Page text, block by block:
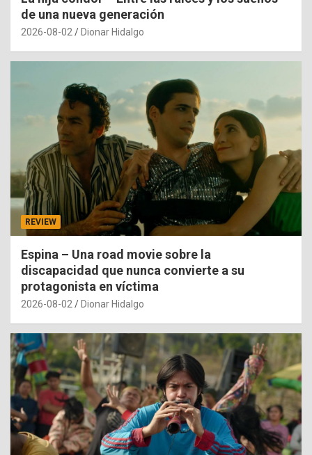
de una nueva generación
2026-08-02 Dionar Hidalgo
REVIEW
Espina – Una road movie sobre la
discapacidad que nunca convierte a su
protagonista en víctima
2026-08-02 Dionar Hidalgo